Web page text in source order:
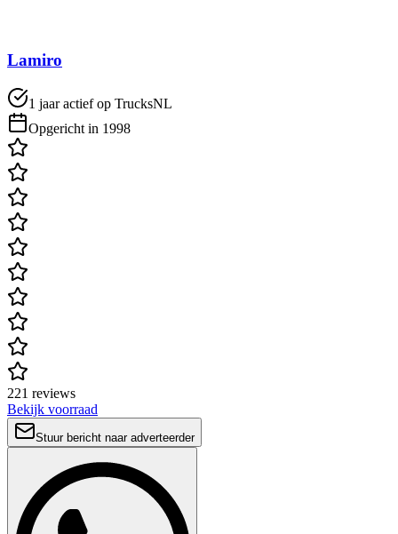
Lamiro
1 jaar actief op TrucksNL
Opgericht in 1998
221 reviews
Bekijk voorraad
Stuur bericht naar adverteerder